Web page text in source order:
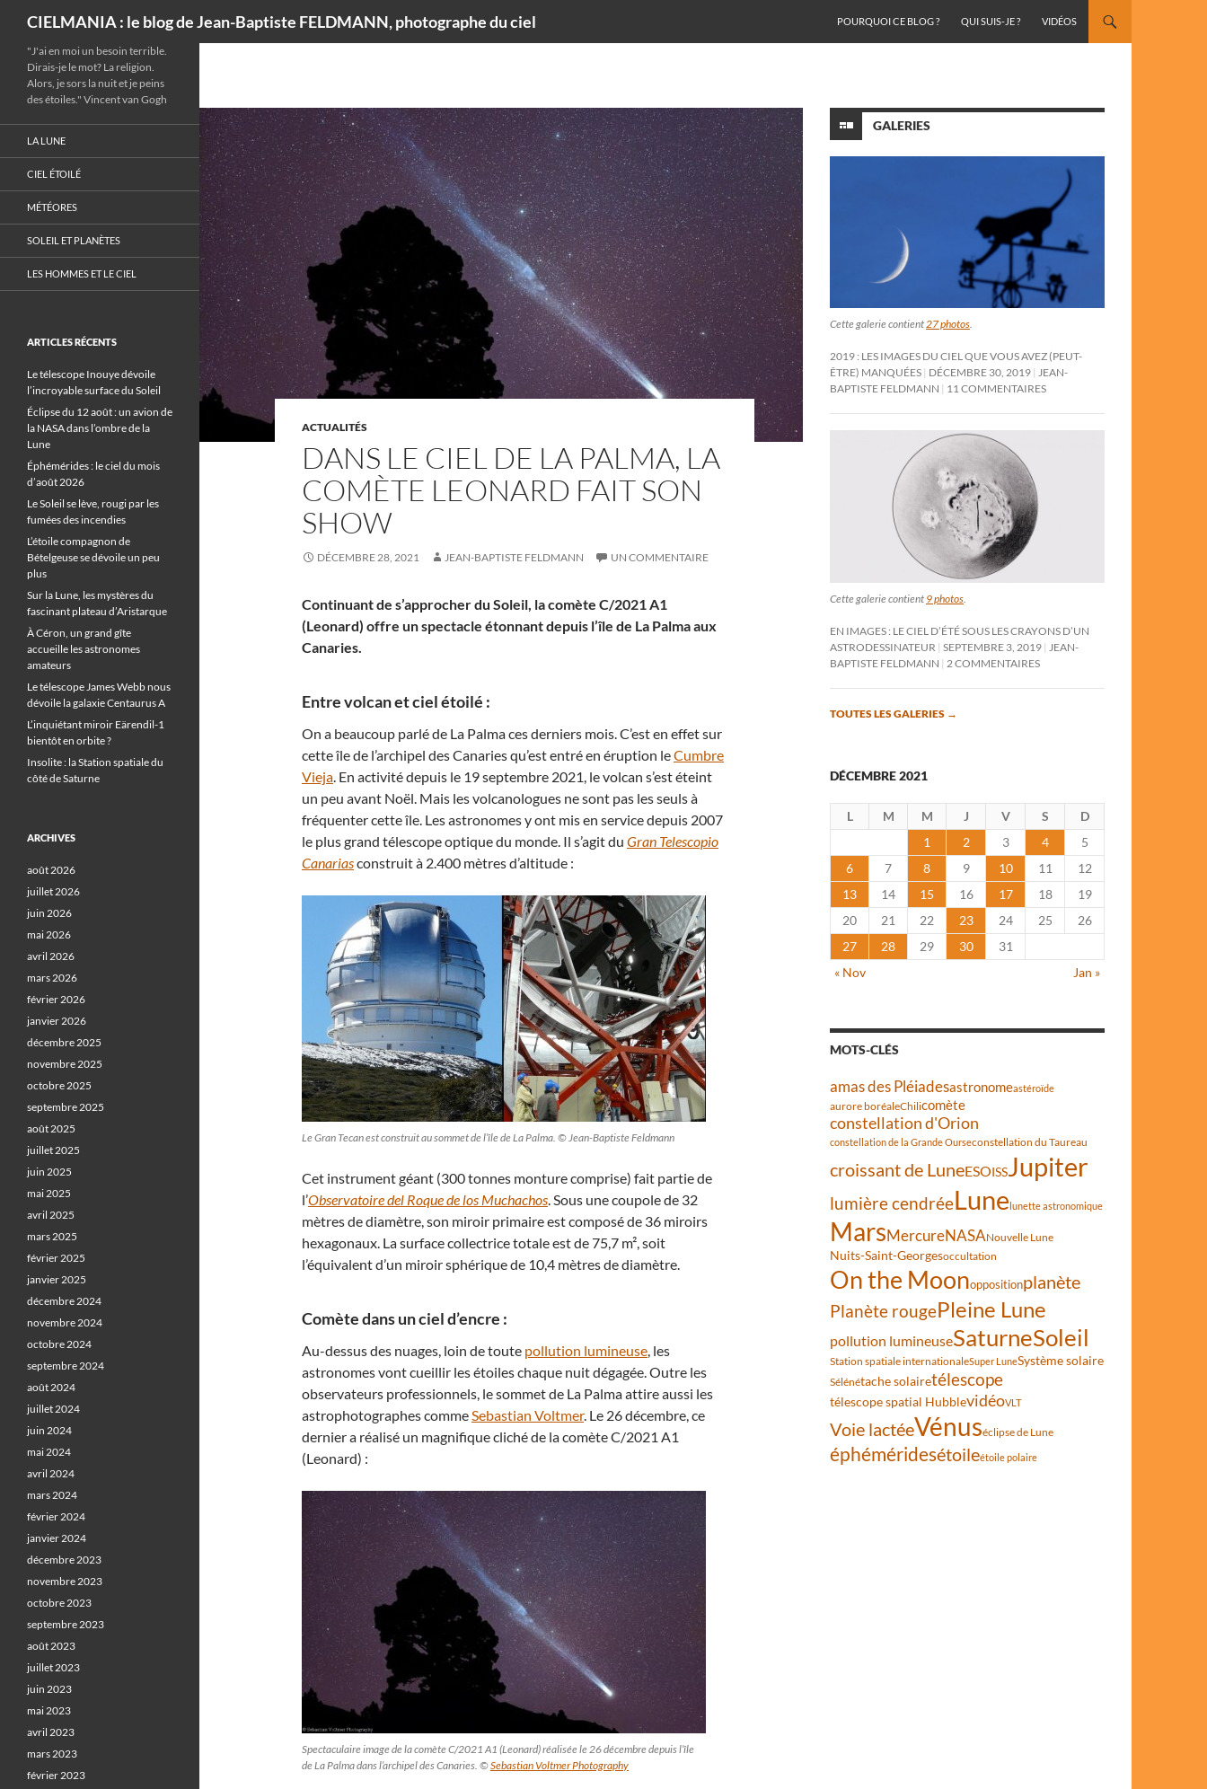
CIELMANIA : le blog de Jean-Baptiste FELDMANN, photographe du ciel
POURQUOI CE BLOG ?
QUI SUIS-JE ? VIDÉOS
ACTUALITÉS
DANS LE CIEL DE LA PALMA, LA
COMÈTE LEONARD FAIT SON
SHOW
DÉCEMBRE 28, 2021 JEAN-BAPTISTE FELDMANN UN COMMENTAIRE
Continuant de s’approcher du Soleil, la comète C/2021 A1
(Leonard) offre un spectacle étonnant depuis l’île de La Palma aux
Canaries.
Entre volcan et ciel étoilé :
On a beaucoup parlé de La Palma ces derniers mois. C’est en effet sur
cette île de l’archipel des Canaries qu’est entré en éruption leCumbre
Vieja. En activité depuis le 19 septembre 2021, le volcan s’est éteint
un peu avant Noël. Mais les volcanologues ne sont pas les seuls à
fréquenter cette île. Les astronomes y ont mis en service depuis 2007
le plus grand télescope optique du monde. Il s’agit du Gran Telescopio
Canariasconstruit à 2.400 mètres d’altitude :
Le Gran Tecan est construit au sommet de l’île de La Palma. © Jean-Baptiste Feldmann
Cet instrument géant (300 tonnes monture comprise) fait partie de
l’Observatoire del Roque de los Muchachos. Sous une coupole de 32
mètres de diamètre, son miroir primaire est composé de 36 miroirs
hexagonaux. La surface collectrice totale est de 75,7 m², soit
l’équivalent d’un miroir sphérique de 10,4 mètres de diamètre.
Comète dans un ciel d’encre :
Au-dessus des nuages, loin de toute pollution lumineuse, les
astronomes vont cueillir les étoiles chaque nuit dégagée. Outre les
observateurs professionnels, le sommet de La Palma attire aussi les
astrophotographes commeSebastian Voltmer. Le 26 décembre, ce
dernier a réalisé un magnifique cliché de la comète C/2021 A1
(Leonard) :
Spectaculaire image de la comète C/2021 A1 (Leonard) réalisée le 26 décembre depuis l’île
de La Palma dans l’archipel des Canaries. ©Sebastian Voltmer Photography
GALERIES
Cette galerie contient27 photos.
2019 : LES IMAGES DU CIEL QUE VOUS AVEZ (PEUT-
ÊTRE) MANQUÉES DÉCEMBRE 30, 2019 JEAN-
BAPTISTE FELDMANN
11 COMMENTAIRES
Cette galerie contient 9 photos
EN IMAGES : LE CIEL D’ÉTÉ SOUS LES CRAYONS D’UN
ASTRODESSINATEUR SEPTEMBRE 3, 2019
JEAN-
BAPTISTE FELDMANN
2 COMMENTAIRES
TOUTES LES GALERIES →
DÉCEMBRE 2021
L M M J V S
D
1
2 3 4
5
6
7 8 9 10 11
12
13
14 15 16 17 18
19
20
21 22 23 24 25
26
27
28 29 30
31
« Nov
Jan »
MOTS-CLÉS
amas des Pléiadesastronomeastéroïde
aurore boréaleChilicomète
constellation d'Orion
constellation de la Grande Ourseconstellation du Taureau
croissant de LuneESOISSJupiter
lumière cendréeLunelunette astronomique
MarsMercureNASANouvelle Lune
Nuits-Saint-Georgesoccultation
On the Moonoppositionplanète
Planète rougePleine Lune
pollution lumineuseSaturneSoleil
Station spatiale internationaleSuper LuneSystème solaire
Sélénétache solairetélescope
télescope spatial HubblevidéoVLT
Voie lactéeVénuséclipse de Lune
éphéméridesétoileétoile polaire
"J'ai en moi un besoin terrible.
Dirais-je le mot? La religion.
Alors, je sors la nuit et je peins
des étoiles." Vincent van Gogh
LA LUNE
CIEL ÉTOILÉ
MÉTÉORES
SOLEIL ET PLANÈTES
LES HOMMES ET LE CIEL
ARTICLES RÉCENTS
Le télescope Inouye dévoile
l’incroyable surface du Soleil
Éclipse du 12 août : un avion de
la NASA dans l’ombre de la
Lune
Éphémérides : le ciel du mois
d’août 2026
Le Soleil se lève, rougi par les
fumées des incendies
L’étoile compagnon de
Bételgeuse se dévoile un peu
plus
Sur la Lune, les mystères du
fascinant plateau d’Aristarque
À Céron, un grand gîte
accueille les astronomes
amateurs
Le télescope James Webb nous
dévoile la galaxie Centaurus A
L’inquiétant miroir Eärendil-1
bientôt en orbite ?
Insolite : la Station spatiale du
côté de Saturne
ARCHIVES
août 2026
juillet 2026
juin 2026
mai 2026
avril 2026
mars 2026
février 2026
janvier 2026
décembre 2025
novembre 2025
octobre 2025
septembre 2025
août 2025
juillet 2025
juin 2025
mai 2025
avril 2025
mars 2025
février 2025
janvier 2025
décembre 2024
novembre 2024
octobre 2024
septembre 2024
août 2024
juillet 2024
juin 2024
mai 2024
avril 2024
mars 2024
février 2024
janvier 2024
décembre 2023
novembre 2023
octobre 2023
septembre 2023
août 2023
juillet 2023
juin 2023
mai 2023
avril 2023
mars 2023
février 2023